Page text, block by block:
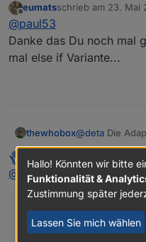
on(/
});
on(/
habe ich
admin,
und kurz darauf
Schlussfolgerung:
Offline
eumatsschrieb am 23. Mai
zuletzt editiert von
@paul53
Danke das Du noch mal
mal else if Variante...
thewhobox@deta Die
per Cron.
In der io-
"mode":
Evtl müsste
common
ob es dauernd
eben nur alle
Offline zuletzt editiert von
@ thewhoboxsagte:
dass er sich das
und überprüft ob es
Hallo! Könnten wir bitte
Funktionalität &
Zustimmung später
Lassen Sie mich wählen